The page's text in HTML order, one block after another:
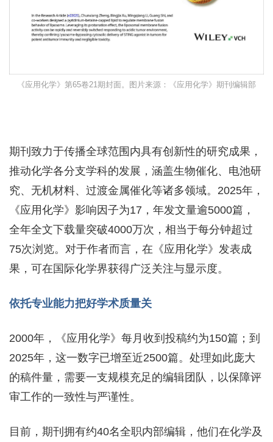
《应用化学》第65卷21期封面。图片来源：《应用化学》期刊编辑部
期刊致力于传播全球范围内具有创新性的研究成果，
推动化学各分支学科的发展，涵盖生物催化、电池研
究、无机材料、过渡金属催化等诸多领域。2025年，
《应用化学》影响因子为17，年发文量逾5000篇，
全年全文下载量突破4000万次，相当于每分钟超过
75次浏览。对于作者而言，在《应用化学》发表成
果，可在国际化学界获得广泛关注与显示度。
依托专业能力把好学术质量关
2000年，《应用化学》每月收到投稿约为150篇；到
2025年，这一数字已增至近2500篇。处理如此庞大
的稿件量，需要一支规模充足的编辑团队，以保障评
审工作的一致性与严谨性。
目前，期刊拥有约40名全职内部编辑，他们在化学及